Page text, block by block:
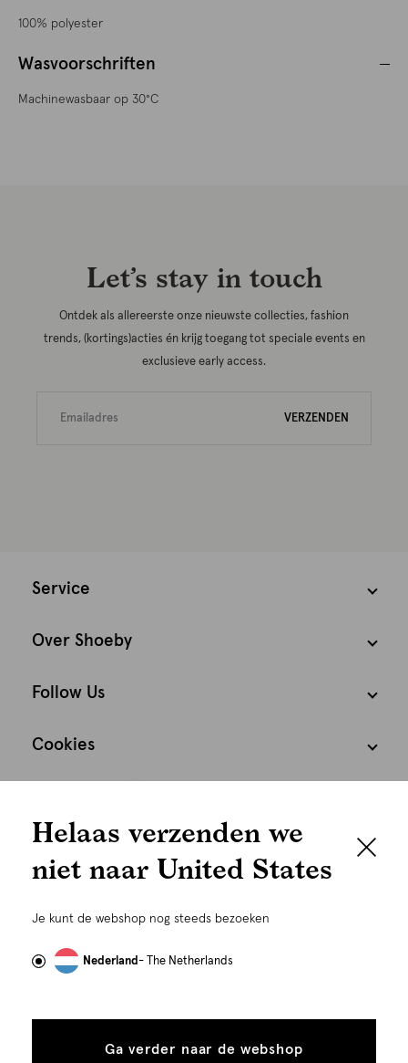
graag persoonlijk
gebruiken wij cookies en daarmee vergelijkbare
om advertenties te personaliseren...
tonen
toestaan
100% polyester
Wasvoorschriften
Machinewasbaar op 30°C
Let’s stay in touch
Ontdek als allereerste onze nieuwste collecties, fashion
trends, (kortings)acties én krijg toegang tot speciale events en
exclusieve early access.
VERZENDEN
Service
Over Shoeby
Follow Us
Cookies
©Alle rechten voorbehouden. Shoeby 2026
Helaas verzenden we
niet naar United States
Je kunt de webshop nog steeds bezoeken
Nederland- The Netherlands
Ga verder naar de webshop